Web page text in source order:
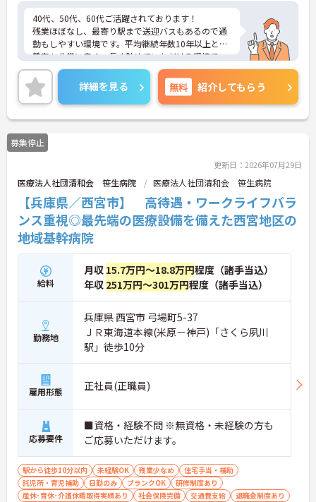
40代、50代、60代ご活躍されております！
残業ほぼなし、最寄り駅まで送迎バスもあるので通
勤もしやすい環境です。平均継続年数10年以上と定
着率も非常に良く、長く勤めていただける環境で
す。
ご興味のある方には、面接対策ポイントなど、さら
に詳細をお話しいたしますのでお気軽にご相談くだ
さい！
詳細を見る 無料 紹介してもらう
募集停止
更新日：2026年07月29日
医療法人社団清和会 笹生病院 医療法人社団清和会 笹生病院
【兵庫県／西宮市】 高待遇・ワークライフバラ
ンス重視◎最先端の医療設備を備えた西宮地区の
地域基幹病院
給料
月収 15.7万円～18.8万円程度（諸手当込）
年収 251万円～301万円程度（諸手当込）
勤務地
兵庫県 西宮市 弓場町5-37
ＪＲ東海道本線(米原－神戸)「さくら夙川
駅」徒歩10分
雇用形態 正社員(正職員)
応募要件
■資格・経験不問 ※無資格・未経験の方も
ご応募いただけます。
駅から徒歩10分以内 未経験OK 残業少なめ
住宅手当・補助
託児所・育児補助
日勤のみ ブランクOK
研修制度あり
産休･育休･介護休暇取得実績あり
社会保険完備 交通費支給 退職金制度あり